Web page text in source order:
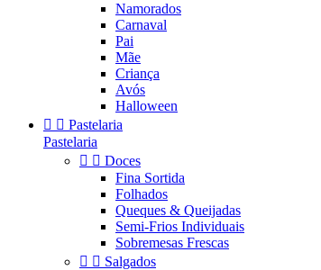
Namorados
Carnaval
Pai
Mãe
Criança
Avós
Halloween
  Pastelaria
Pastelaria
  Doces
Fina Sortida
Folhados
Queques & Queijadas
Semi-Frios Individuais
Sobremesas Frescas
  Salgados